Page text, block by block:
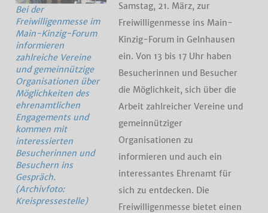
Bei der
Freiwilligenmesse im
Main-Kinzig-Forum
informieren
zahlreiche Vereine
und gemeinnützige
Organisationen über
Möglichkeiten des
ehrenamtlichen
Engagements und
kommen mit
interessierten
Besucherinnen und
Besuchern ins
Gespräch.
(Archivfoto:
Kreispressestelle)
Samstag, 21. März, zur
Freiwilligenmesse ins Main-
Kinzig-Forum in Gelnhausen
ein. Von 13 bis 17 Uhr haben
Besucherinnen und Besucher
die Möglichkeit, sich über die
Arbeit zahlreicher Vereine und
gemeinnütziger
Organisationen zu
informieren und auch ein
interessantes Ehrenamt für
sich zu entdecken. Die
Freiwilligenmesse bietet einen